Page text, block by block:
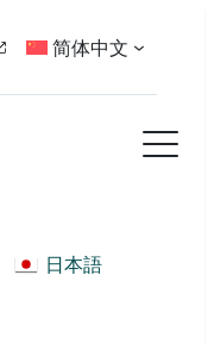
简体中文
日本語